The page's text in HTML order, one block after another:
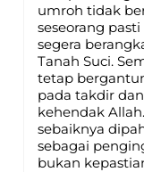
umroh tidak
seseorang pasti
segera
Tanah Suci.
tetap
pada takdir dan
kehendak
sebaiknya
sebagai
bukan